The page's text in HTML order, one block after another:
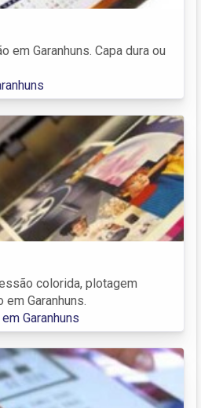
em Garanhuns. Capa dura ou
colorida, plotagem
Garanhuns.
Garanhuns